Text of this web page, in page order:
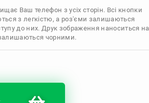
Ваш телефон з усіх сторін. Всі кнопки
з легкістю, а роз'єми залишаються
до них. Друк зображення наноситься на
чорними.